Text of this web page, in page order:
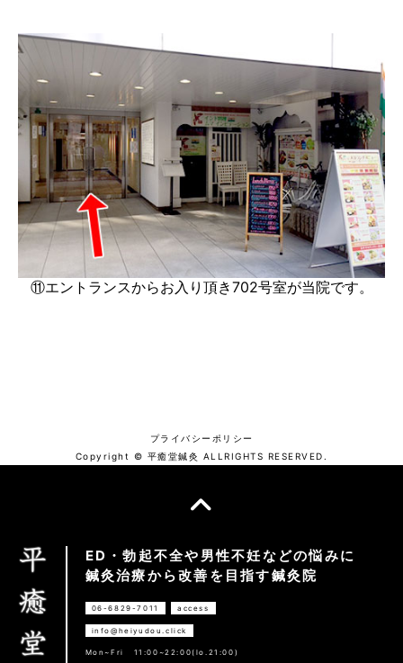
⑪エントランスからお入り頂き702号室が当院です。
プライバシーポリシー
Copyright © 平癒堂鍼灸 ALLRIGHTS RESERVED.
ED・勃起不全や男性不妊などの悩みに
鍼灸治療から改善を目指す鍼灸院
06-6829-7011 access
info@heiyudou.click
Mon~Fri 11:00~22:00(lo.21:00)